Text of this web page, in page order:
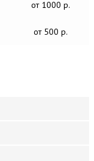
от 1000 р.
от 500 р.